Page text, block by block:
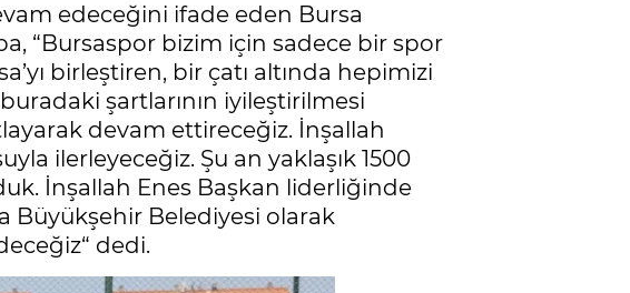
edeceğini ifade eden Bursa
“Bursaspor bizim için sadece bir spor
birleştiren, bir çatı altında hepimizi
şartlarının iyileştirilmesi
devam ettireceğiz. İnşallah
ilerleyeceğiz. Şu an yaklaşık 1500
İnşallah Enes Başkan liderliğinde
Büyükşehir Belediyesi olarak
dedi.